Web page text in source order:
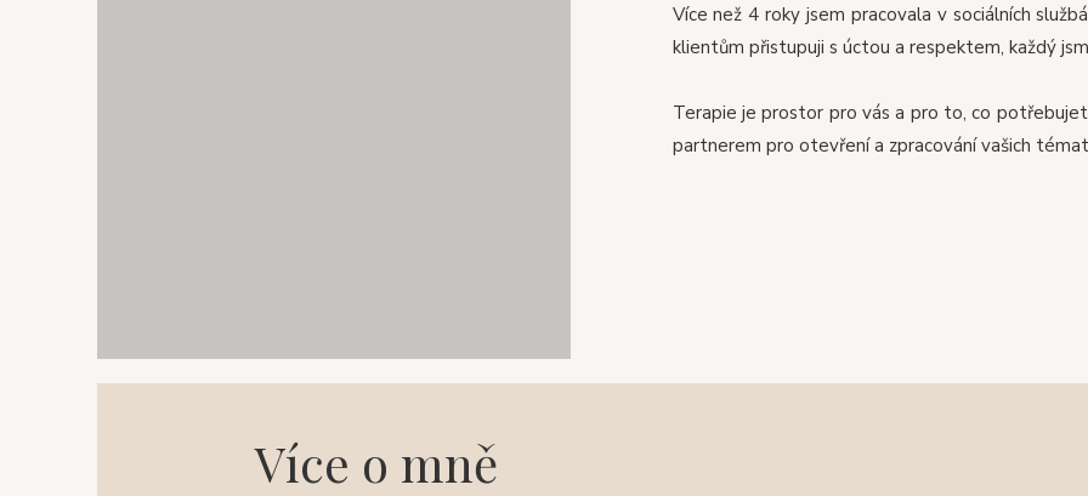
Více než 4 roky jsem pracovala v sociálních
klientům přistupuji s úctou a respektem, každý
Terapie je prostor pro vás a pro to, co
partnerem pro otevření a zpracování vašich
Více o mně